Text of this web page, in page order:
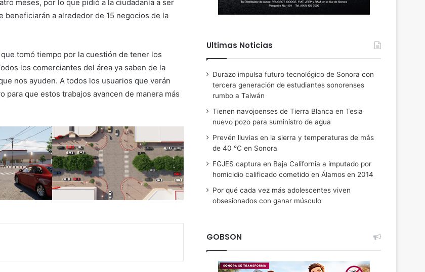
meses, por lo que pidió a la ciudadanía a ser
a alrededor de 15 negocios de la
tomó tiempo por la cuestión de tener los
los comerciantes del área ya saben de la
nos ayuden. A todos los usuarios que verán
para que estos trabajos avancen de manera más
Ultimas Noticias
Durazo impulsa futuro tecnológico de Sonora con
tercera generación de estudiantes sonorenses
rumbo a Taiwán
Tienen navojoenses de Tierra Blanca en Tesia
nuevo pozo para suministro de agua
Prevén lluvias en la sierra y temperaturas de más
de 40 °C en Sonora
FGJES captura en Baja California a imputado por
homicidio calificado cometido en Álamos en 2014
Por qué cada vez más adolescentes viven
obsesionados con ganar músculo
GOBSON